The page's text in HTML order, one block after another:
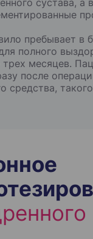
сустава, а
пребывает в
полного
трех месяцев.
после
средства,